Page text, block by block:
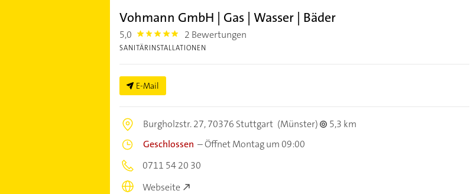
Vohmann GmbH | Gas | Wasser | Bäder
5,0 5.0 2 Bewertungen
SANITÄRINSTALLATIONEN
E-Mail
Burgholzstr. 27,70376 Stuttgart (Münster)
5,3 km
Geschlossen –Öffnet Montag um 09:00
0711 54 20 30
Webseite